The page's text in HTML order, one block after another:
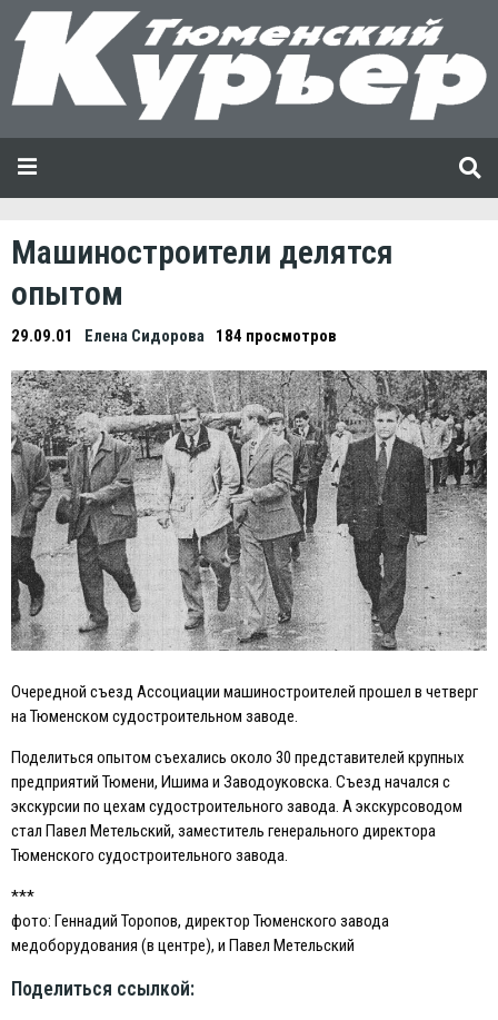
Машиностроители делятся
опытом
29.09.01 Елена Сидорова 184 просмотров
Очередной съезд Ассоциации машиностроителей прошел в четверг
на Тюменском судостроительном заводе.
Поделиться опытом съехались около 30 представителей крупных
предприятий Тюмени, Ишима и Заводоуковска. Съезд начался с
экскурсии по цехам судостроительного завода. А экскурсоводом
стал Павел Метельский, заместитель генерального директора
Тюменского судостроительного завода.
***
фото: Геннадий Торопов, директор Тюменского завода
медоборудования (в центре), и Павел Метельский
Поделиться ссылкой: